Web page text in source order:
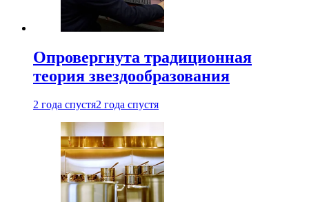
Опровергнута традиционная
теория звездообразования
2 года спустя2 года спустя